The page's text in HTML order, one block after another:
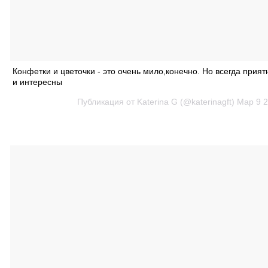
Конфетки и цветочки - это очень мило,конечно. Но всегда
и интересны
Публикация от Katerina G (@katerinagft) Мар 9